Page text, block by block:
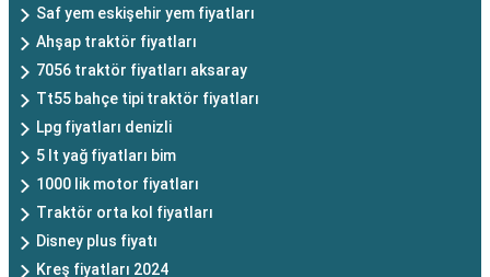
Saf yem eskişehir yem fiyatları
Ahşap traktör fiyatları
7056 traktör fiyatları aksaray
Tt55 bahçe tipi traktör fiyatları
Lpg fiyatları denizli
5 lt yağ fiyatları bim
1000 lik motor fiyatları
Traktör orta kol fiyatları
Disney plus fiyatı
Kreş fiyatları 2024